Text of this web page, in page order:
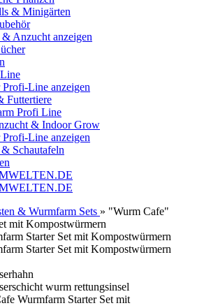
& Minigärten
& Anzucht anzeigen
Profi-Line anzeigen
Futtertiere
Profi Line
& Indoor Grow
Profi-Line anzeigen
Schautafeln
& Wurmfarm Sets » "Wurm Cafe"
mit Kompostwürmern